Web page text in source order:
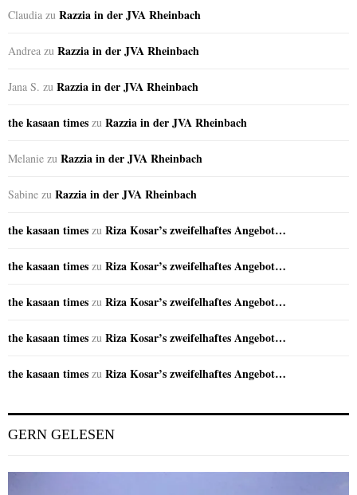
Claudia zu Razzia in der JVA Rheinbach
Andrea zu Razzia in der JVA Rheinbach
Jana S. zu Razzia in der JVA Rheinbach
the kasaan times zu Razzia in der JVA Rheinbach
Melanie zu Razzia in der JVA Rheinbach
Sabine zu Razzia in der JVA Rheinbach
the kasaan times zu Riza Kosar’s zweifelhaftes Angebot…
the kasaan times zu Riza Kosar’s zweifelhaftes Angebot…
the kasaan times zu Riza Kosar’s zweifelhaftes Angebot…
the kasaan times zu Riza Kosar’s zweifelhaftes Angebot…
the kasaan times zu Riza Kosar’s zweifelhaftes Angebot…
GERN GELESEN